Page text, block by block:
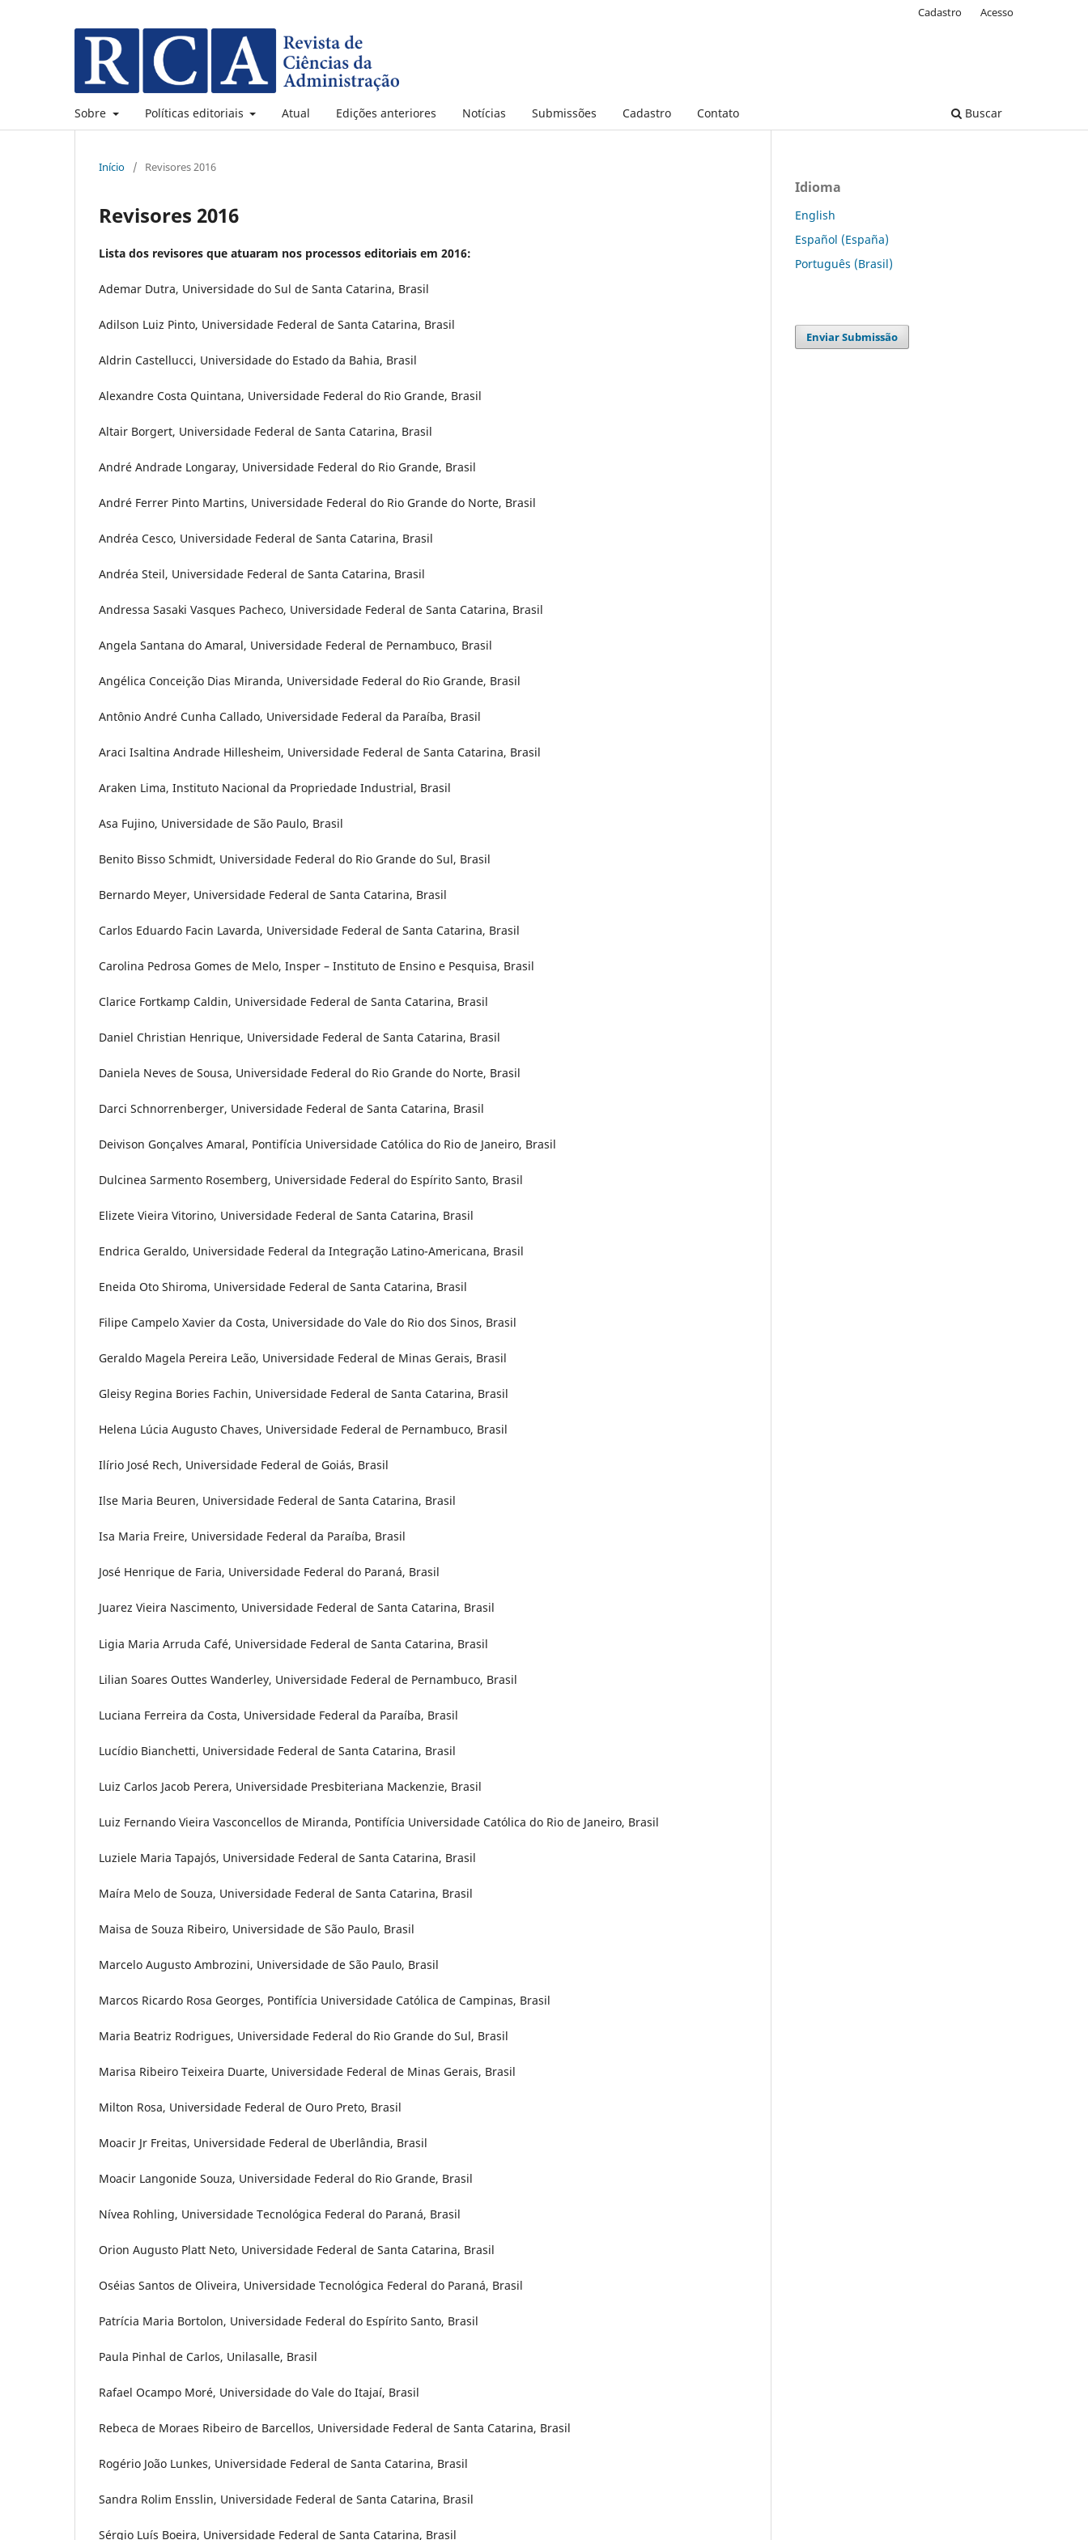
Sobre Políticas editoriais Atual Edições anteriores Notícias Submissões Cadastro Contato Buscar
Cadastro Acesso
Início / Revisores 2016
Revisores 2016
Lista dos revisores que atuaram nos processos editoriais em 2016:
Ademar Dutra, Universidade do Sul de Santa Catarina, Brasil
Adilson Luiz Pinto, Universidade Federal de Santa Catarina, Brasil
Aldrin Castellucci, Universidade do Estado da Bahia, Brasil
Alexandre Costa Quintana, Universidade Federal do Rio Grande, Brasil
Altair Borgert, Universidade Federal de Santa Catarina, Brasil
André Andrade Longaray, Universidade Federal do Rio Grande, Brasil
André Ferrer Pinto Martins, Universidade Federal do Rio Grande do Norte, Brasil
Andréa Cesco, Universidade Federal de Santa Catarina, Brasil
Andréa Steil, Universidade Federal de Santa Catarina, Brasil
Andressa Sasaki Vasques Pacheco, Universidade Federal de Santa Catarina, Brasil
Angela Santana do Amaral, Universidade Federal de Pernambuco, Brasil
Angélica Conceição Dias Miranda, Universidade Federal do Rio Grande, Brasil
Antônio André Cunha Callado, Universidade Federal da Paraíba, Brasil
Araci Isaltina Andrade Hillesheim, Universidade Federal de Santa Catarina, Brasil
Araken Lima, Instituto Nacional da Propriedade Industrial, Brasil
Asa Fujino, Universidade de São Paulo, Brasil
Benito Bisso Schmidt, Universidade Federal do Rio Grande do Sul, Brasil
Bernardo Meyer, Universidade Federal de Santa Catarina, Brasil
Carlos Eduardo Facin Lavarda, Universidade Federal de Santa Catarina, Brasil
Carolina Pedrosa Gomes de Melo, Insper – Instituto de Ensino e Pesquisa, Brasil
Clarice Fortkamp Caldin, Universidade Federal de Santa Catarina, Brasil
Daniel Christian Henrique, Universidade Federal de Santa Catarina, Brasil
Daniela Neves de Sousa, Universidade Federal do Rio Grande do Norte, Brasil
Darci Schnorrenberger, Universidade Federal de Santa Catarina, Brasil
Deivison Gonçalves Amaral, Pontifícia Universidade Católica do Rio de Janeiro, Brasil
Dulcinea Sarmento Rosemberg, Universidade Federal do Espírito Santo, Brasil
Elizete Vieira Vitorino, Universidade Federal de Santa Catarina, Brasil
Endrica Geraldo, Universidade Federal da Integração Latino-Americana, Brasil
Eneida Oto Shiroma, Universidade Federal de Santa Catarina, Brasil
Filipe Campelo Xavier da Costa, Universidade do Vale do Rio dos Sinos, Brasil
Geraldo Magela Pereira Leão, Universidade Federal de Minas Gerais, Brasil
Gleisy Regina Bories Fachin, Universidade Federal de Santa Catarina, Brasil
Helena Lúcia Augusto Chaves, Universidade Federal de Pernambuco, Brasil
Ilírio José Rech, Universidade Federal de Goiás, Brasil
Ilse Maria Beuren, Universidade Federal de Santa Catarina, Brasil
Isa Maria Freire, Universidade Federal da Paraíba, Brasil
José Henrique de Faria, Universidade Federal do Paraná, Brasil
Juarez Vieira Nascimento, Universidade Federal de Santa Catarina, Brasil
Ligia Maria Arruda Café, Universidade Federal de Santa Catarina, Brasil
Lilian Soares Outtes Wanderley, Universidade Federal de Pernambuco, Brasil
Luciana Ferreira da Costa, Universidade Federal da Paraíba, Brasil
Lucídio Bianchetti, Universidade Federal de Santa Catarina, Brasil
Luiz Carlos Jacob Perera, Universidade Presbiteriana Mackenzie, Brasil
Luiz Fernando Vieira Vasconcellos de Miranda, Pontifícia Universidade Católica do Rio de Janeiro, Brasil
Luziele Maria Tapajós, Universidade Federal de Santa Catarina, Brasil
Maíra Melo de Souza, Universidade Federal de Santa Catarina, Brasil
Maisa de Souza Ribeiro, Universidade de São Paulo, Brasil
Marcelo Augusto Ambrozini, Universidade de São Paulo, Brasil
Marcos Ricardo Rosa Georges, Pontifícia Universidade Católica de Campinas, Brasil
Maria Beatriz Rodrigues, Universidade Federal do Rio Grande do Sul, Brasil
Marisa Ribeiro Teixeira Duarte, Universidade Federal de Minas Gerais, Brasil
Milton Rosa, Universidade Federal de Ouro Preto, Brasil
Moacir Jr Freitas, Universidade Federal de Uberlândia, Brasil
Moacir Langonide Souza, Universidade Federal do Rio Grande, Brasil
Nívea Rohling, Universidade Tecnológica Federal do Paraná, Brasil
Orion Augusto Platt Neto, Universidade Federal de Santa Catarina, Brasil
Oséias Santos de Oliveira, Universidade Tecnológica Federal do Paraná, Brasil
Patrícia Maria Bortolon, Universidade Federal do Espírito Santo, Brasil
Paula Pinhal de Carlos, Unilasalle, Brasil
Rafael Ocampo Moré, Universidade do Vale do Itajaí, Brasil
Rebeca de Moraes Ribeiro de Barcellos, Universidade Federal de Santa Catarina, Brasil
Rogério João Lunkes, Universidade Federal de Santa Catarina, Brasil
Sandra Rolim Ensslin, Universidade Federal de Santa Catarina, Brasil
Sérgio Luís Boeira, Universidade Federal de Santa Catarina, Brasil
Idioma
English
Español (España)
Português (Brasil)
Enviar Submissão